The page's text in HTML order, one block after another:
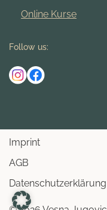
Online Kurse
Follow us:
Imprint
AGB
Datenschutzerklärung